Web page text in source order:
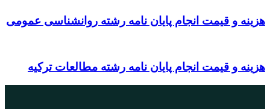
هزینه و قیمت انجام پایان نامه رشته روانشناسی عمومی
هزینه و قیمت انجام پایان نامه رشته مطالعات ترکیه